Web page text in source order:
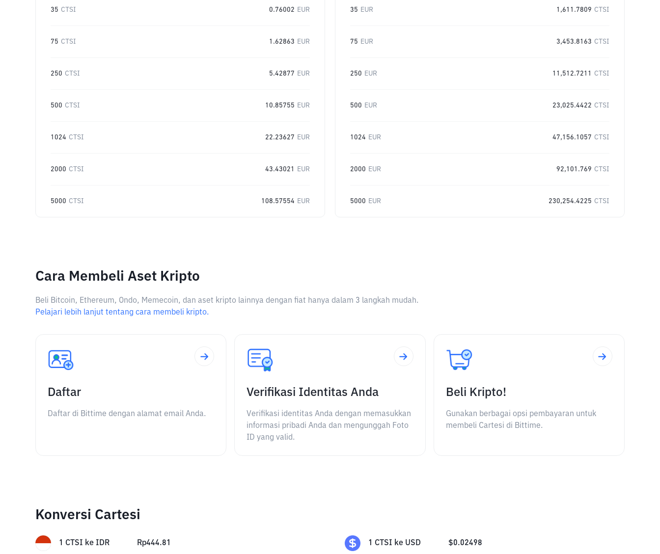
35 CTSI 0.76002 EUR
75 CTSI 1.62863 EUR
250 CTSI 5.42877 EUR
500 CTSI 10.85755 EUR
1024 CTSI 22.23627 EUR
2000 CTSI 43.43021 EUR
5000 CTSI 108.57554 EUR
35 EUR 1,611.7809 CTSI
75 EUR 3,453.8163 CTSI
250 EUR 11,512.7211 CTSI
500 EUR 23,025.4422 CTSI
1024 EUR 47,156.1057 CTSI
2000 EUR 92,101.769 CTSI
5000 EUR 230,254.4225 CTSI
Cara Membeli Aset Kripto
Beli Bitcoin, Ethereum, Ondo, Memecoin, dan aset kripto lainnya dengan fiat hanya dalam 3 langkah mudah.
Pelajari lebih lanjut tentang cara membeli kripto.
Daftar
Daftar di Bittime dengan alamat email Anda.
Verifikasi Identitas Anda
Verifikasi identitas Anda dengan memasukkan
informasi pribadi Anda dan mengunggah Foto
ID yang valid.
Beli Kripto!
Gunakan berbagai opsi pembayaran untuk
membeli Cartesi di Bittime.
Konversi Cartesi
1 CTSI ke IDR Rp444.81 1 CTSI ke USD $0.02498